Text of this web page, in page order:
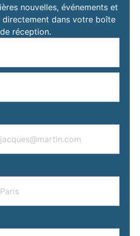
nouvelles, événements et
directement dans votre boîte
de réception.